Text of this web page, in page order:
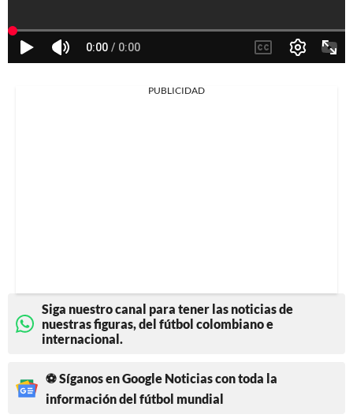
PUBLICIDAD
Siga nuestro canal para tener las noticias de
nuestras figuras, del fútbol colombiano e
internacional.
⚽ Síganos en Google Noticias con toda la
información del fútbol mundial